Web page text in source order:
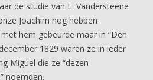
de studie van L. Vandersteene
Joachim nog hebben
hem gebeurde maar in “Den
1829 waren ze in ieder
Miguel die ze “dezen
noemden.